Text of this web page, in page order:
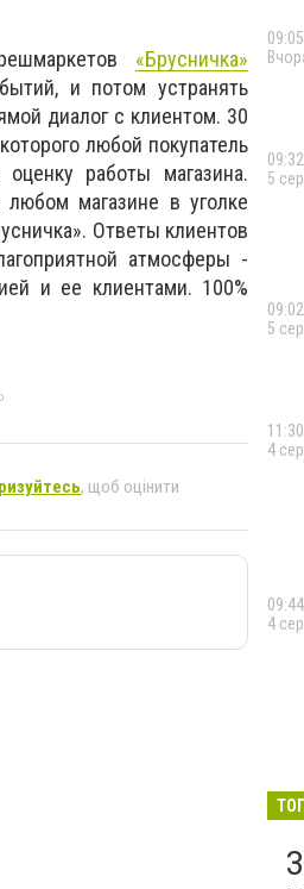
«Брусничка»
и потом устранять
диалог с клиентом. 30
любой покупатель
работы магазина.
магазине в уголке
Ответы клиентов
атмосферы -
и ее клиентами. 100%
, щоб оцінити
09:05
09:32
5
09:02
5
11:30
4
09:44
4